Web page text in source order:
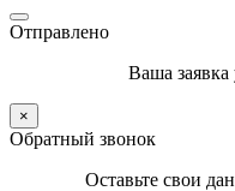
Отправлено
Ваша заявка
×
Обратный звонок
Оставьте свои